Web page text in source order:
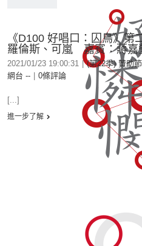
《D100 好唱口：囚鳥》
羅倫斯、可嵐 嘉賓：蔣嘉
2021/01/23 19:00:31 | (第22季) 贊助
網台 --
0條評論
[...]
進一步了解